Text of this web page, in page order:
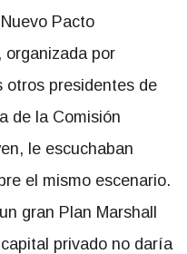
Pacto
organizada por
otros presidentes de
de la Comisión
le escuchaban
el mismo escenario.
gran Plan Marshall
privado no daría